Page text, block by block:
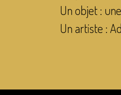
Un objet :
Un artiste :